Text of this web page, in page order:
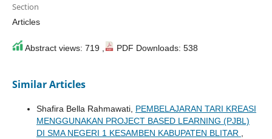
Section
Articles
Abstract views: 719 , PDF Downloads: 538
Similar Articles
Shafira Bella Rahmawati, PEMBELAJARAN TARI KREASI
MENGGUNAKAN PROJECT BASED LEARNING (PJBL)
DI SMA NEGERI 1 KESAMBEN KABUPATEN BLITAR